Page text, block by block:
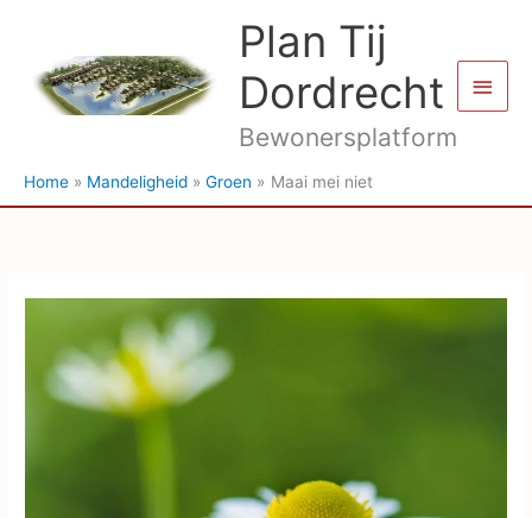
inhoud
Plan Tij
Dordrecht
Bewonersplatform
Home Mandeligheid Groen Maai mei niet